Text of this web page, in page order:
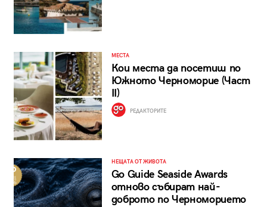
МЕСТА
Кои места да посетиш по
Южното Черноморие (Част
II)
РЕДАКТОРИТЕ
НЕЩАТА ОТ ЖИВОТА
Go Guide Seaside Awards
отново събират най-
доброто по Черноморието